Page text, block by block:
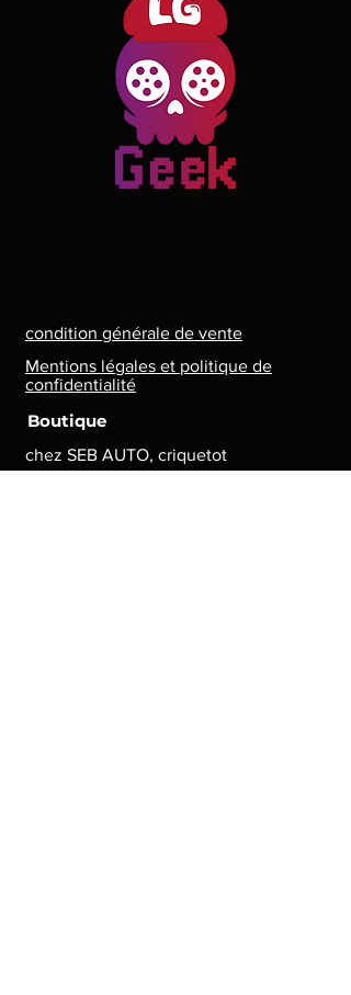
condition générale de vente
Mentions légales et politique de
confidentialité
Boutique
chez SEB AUTO, criquetot